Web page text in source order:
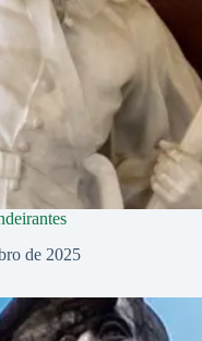
de 2025